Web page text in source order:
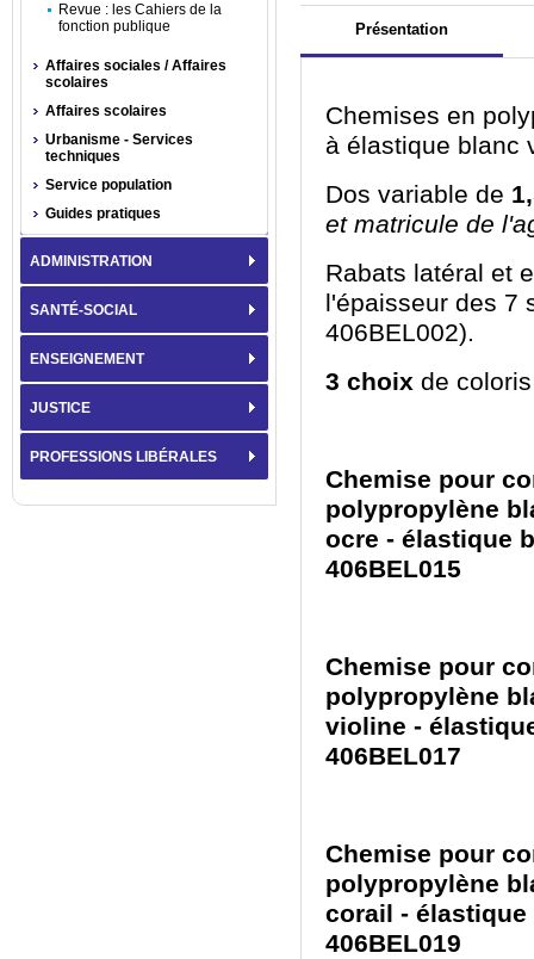
Présentation
Chemises en
à élastique blanc
Dos variable de
et matricule de
Rabats latéral et
l'épaisseur des 7
406BEL002).
3 choix de
Chemise pour
polypropylène
ocre - élastique
406BEL015
Chemise pour
polypropylène
violine -
406BEL017
Chemise pour
polypropylène
corail -
406BEL019
Revue : les Cahiers de la
fonction publique
Affaires sociales / Affaires
scolaires
Affaires scolaires
Urbanisme - Services
techniques
Service population
Guides pratiques
ADMINISTRATION
SANTÉ-SOCIAL
ENSEIGNEMENT
JUSTICE
PROFESSIONS LIBÉRALES